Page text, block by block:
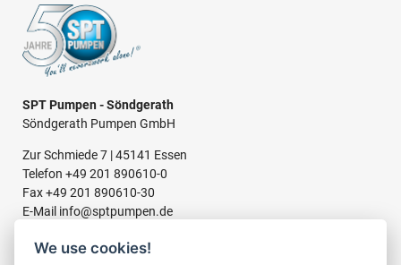
SPT Pumpen - Söndgerath
Söndgerath Pumpen GmbH
Zur Schmiede 7 | 45141 Essen
Telefon +49 201 890610-0
Fax +49 201 890610-30
E-Mail info@sptpumpen.de
We use cookies!